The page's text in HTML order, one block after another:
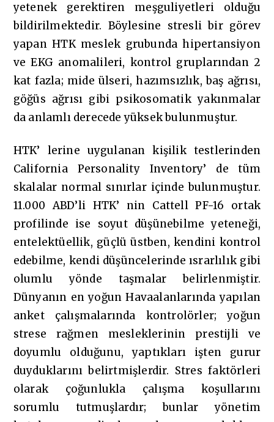
yetenek gerektiren meşguliyetleri olduğu
bildirilmektedir. Böylesine stresli bir görev
yapan HTK meslek grubunda hipertansiyon
ve EKG anomalileri, kontrol gruplarından 2
kat fazla; mide ülseri, hazımsızlık, baş ağrısı,
göğüs ağrısı gibi psikosomatik yakınmalar
da anlamlı derecede yüksek bulunmuştur.
HTK’ lerine uygulanan kişilik testlerinden
California Personality Inventory’ de tüm
skalalar normal sınırlar içinde bulunmuştur.
11.000 ABD’li HTK’ nin Cattell PF-16 ortak
profilinde ise soyut düşünebilme yeteneği,
entelektüellik, güçlü üstben, kendini kontrol
edebilme, kendi düşüncelerinde ısrarlılık gibi
olumlu yönde taşmalar belirlenmiştir.
Dünyanın en yoğun Havaalanlarında yapılan
anket çalışmalarında kontrolörler; yoğun
strese rağmen mesleklerinin prestijli ve
doyumlu olduğunu, yaptıkları işten gurur
duyduklarını belirtmişlerdir. Stres faktörleri
olarak çoğunlukla çalışma koşullarını
sorumlu tutmuşlardır; bunlar yönetim